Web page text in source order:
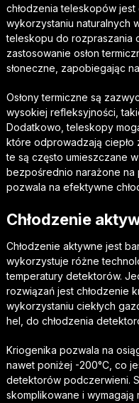
chłodzenia teleskopów
wykorzystaniu naturalnych
teleskopu do rozpraszania
zastosowanie osłon
słoneczne, zapobiegając
Osłony termiczne są
wysokiej refleksyjności,
Dodatkowo, teleskopy
które odprowadzają ciepło
te są często umieszczane
bezpośrednio narażone na
pozwala na efektywne
Chłodzenie
Chłodzenie aktywne jest
wykorzystuje różne
temperatury detektorów.
rozwiązań jest chłodzenie
wykorzystaniu ciekłych
hel, do chłodzenia
Kriogenika pozwala na
nawet poniżej -200°C, co
detektorów podczerwieni.
skomplikowane i wymagają